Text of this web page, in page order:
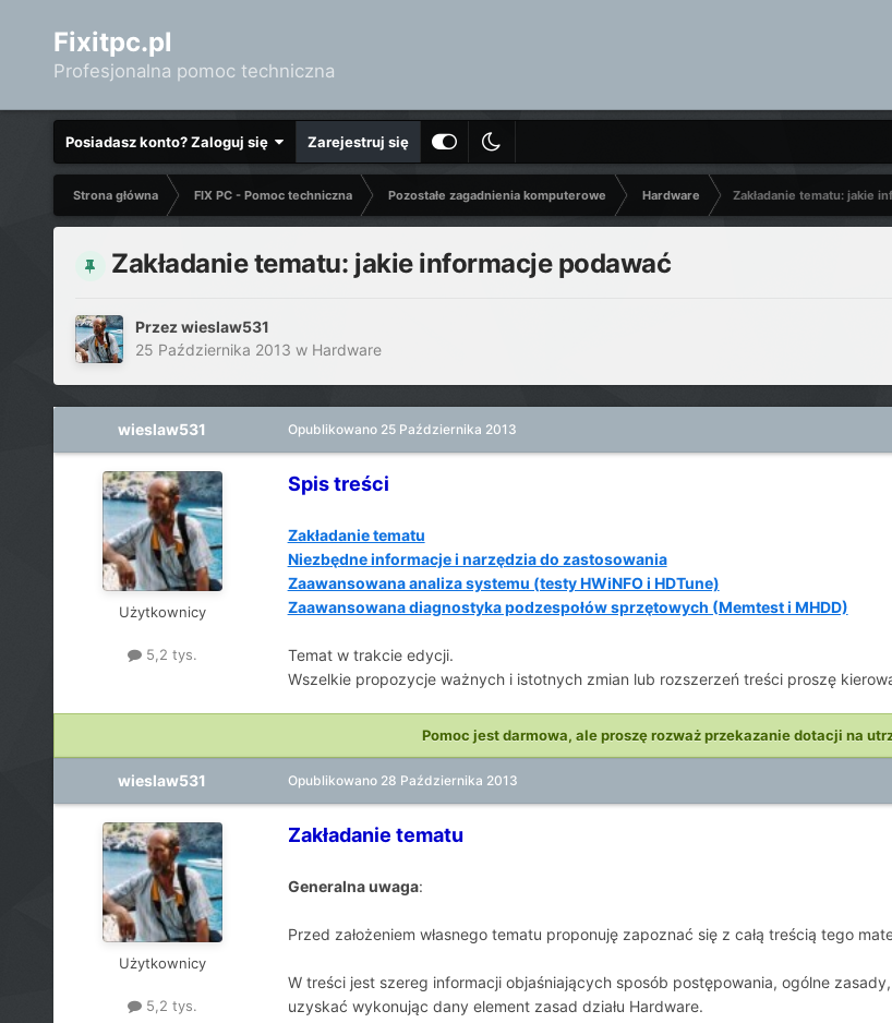
Fixitpc.pl
Profesjonalna pomoc techniczna
Posiadasz konto? Zaloguj się Zarejestruj się
Strona główna FIX PC - Pomoc techniczna Pozostałe zagadnienia komputerowe Hardware Zakładanie tematu: jakie
Zakładanie tematu: jakie informacje podawać
Przezwieslaw531
25 Października 2013 w Hardware
wieslaw531
Użytkownicy
5,2 tys.
Opublikowano 25 Października 2013
Spis treści
Zakładanie tematu
Niezbędne informacje i narzędzia do zastosowania
Zaawansowana analiza systemu (testy HWiNFO i HDTune)
Zaawansowana diagnostyka podzespołów sprzętowych (Memtest i MHDD)
Temat w trakcie edycji.
Wszelkie propozycje ważnych i istotnych zmian lub rozszerzeń treści proszę
Pomoc jest darmowa, ale proszę rozważ przekazanie dotacji na
wieslaw531
Użytkownicy
5,2 tys.
Opublikowano 28 Października 2013
Zakładanie tematu
Generalna uwaga:
Przed założeniem własnego tematu proponuję zapoznać się z całą treścią tego
W treści jest szereg informacji objaśniających sposób postępowania, ogólne
uzyskać wykonując dany element zasad działu Hardware.